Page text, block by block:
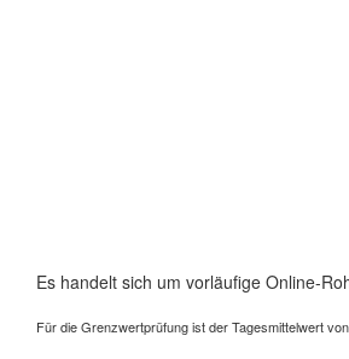
Es handelt sich um vorläufige Online-
Für die Grenzwertprüfung ist der Tagesmittelwert